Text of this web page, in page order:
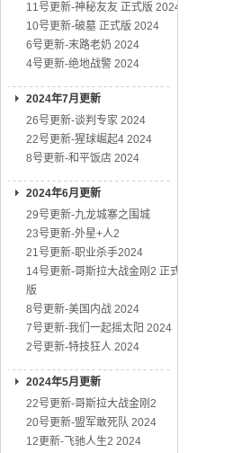
11号更新-神秘友友 正式版 2024
10号更新-破墓 正式版 2024
6号更新-末路老奶 2024
4号更新-绝地战警 2024
2024年7月更新
26号更新-谈判专家 2024
22号更新-猩球崛起4 2024
8号更新-和平饭店 2024
2024年6月更新
29号更新-九龙城寨之围城
23号更新-外星+人2
21号更新-职业杀手2024
14号更新-哥斯拉大战金刚2 正式
版
8号更新-美国内战 2024
7号更新-我们一起摇太阳 2024
2号更新-特技狂人 2024
2024年5月更新
22号更新-哥斯拉大战金刚2
20号更新-盟军敢死队 2024
12更新-飞驰人生2 2024